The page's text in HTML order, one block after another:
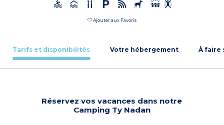
Ajouter aux Favoris
Tarifs et disponibilités Votre hébergement À faire
Réservez vos vacances dans notre
Camping Ty Nadan